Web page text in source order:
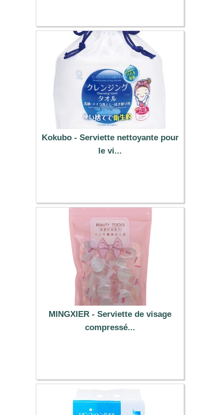
Kokubo - Serviette nettoyante pour
le vi...
MINGXIER - Serviette de visage
compressé...